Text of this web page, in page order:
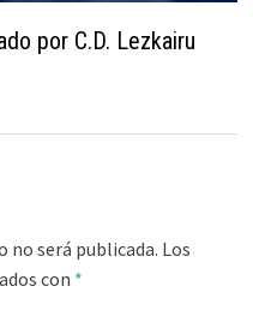
por C.D. Lezkairu
no será publicada. Los
con *